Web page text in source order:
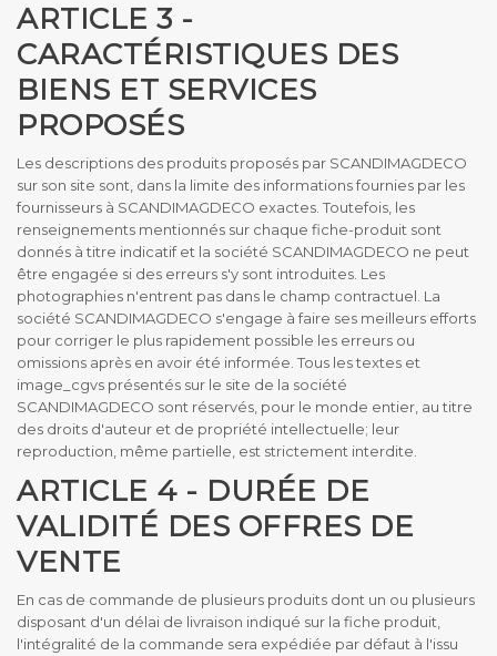
ARTICLE 3 -
CARACTÉRISTIQUES DES
BIENS ET SERVICES
PROPOSÉS
Les descriptions des produits proposés par SCANDIMAGDECO
sur son site sont, dans la limite des informations fournies par les
fournisseurs à SCANDIMAGDECO exactes. Toutefois, les
renseignements mentionnés sur chaque fiche-produit sont
donnés à titre indicatif et la société SCANDIMAGDECO ne peut
être engagée si des erreurs s'y sont introduites. Les
photographies n'entrent pas dans le champ contractuel. La
société SCANDIMAGDECO s'engage à faire ses meilleurs efforts
pour corriger le plus rapidement possible les erreurs ou
omissions après en avoir été informée. Tous les textes et
image_cgvs présentés sur le site de la société
SCANDIMAGDECO sont réservés, pour le monde entier, au titre
des droits d'auteur et de propriété intellectuelle; leur
reproduction, même partielle, est strictement interdite.
ARTICLE 4 - DURÉE DE
VALIDITÉ DES OFFRES DE
VENTE
En cas de commande de plusieurs produits dont un ou plusieurs
disposant d'un délai de livraison indiqué sur la fiche produit,
l'intégralité de la commande sera expédiée par défaut à l'issu